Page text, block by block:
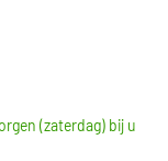
(zaterdag) bij u